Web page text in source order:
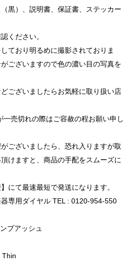
黒）、説明書、保証書、ステッカー
ください。
ており明るめに撮影されておりま
ございますので色の濃い目の写真を
ございましたらお気軽に取り扱い店
一売切れの際はご容赦の程お願い申し
ございましたら、恐れ入りますが取
けますと、商品の手配をスムーズに
にて最速最短で発送になります。
用ダイヤル TEL : 0120-954-550
プアッシュ
Thin